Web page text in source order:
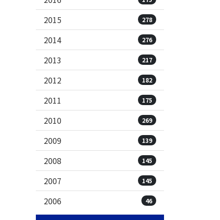
2015 278
2014 276
2013 217
2012 182
2011 175
2010 269
2009 139
2008 145
2007 145
2006 46